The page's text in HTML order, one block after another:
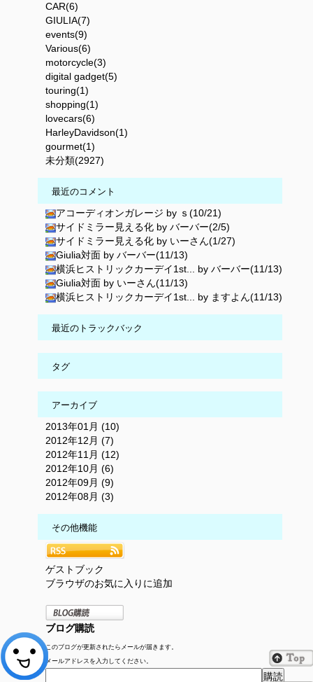
CAR(6)
GIULIA(7)
events(9)
Various(6)
motorcycle(3)
digital gadget(5)
touring(1)
shopping(1)
lovecars(6)
HarleyDavidson(1)
gourmet(1)
未分類(2927)
最近のコメント
アコーディオンガレージ by ｓ(10/21)
サイドミラー見える化 by バーバー(2/5)
サイドミラー見える化 by いーさん(1/27)
Giulia対面 by バーバー(11/13)
横浜ヒストリックカーデイ1st... by バーバー(11/13)
Giulia対面 by いーさん(11/13)
横浜ヒストリックカーデイ1st... by ますよん(11/13)
最近のトラックバック
タグ
アーカイブ
2013年01月 (10)
2012年12月 (7)
2012年11月 (12)
2012年10月 (6)
2012年09月 (9)
2012年08月 (3)
その他機能
ゲストブック
ブラウザのお気に入りに追加
ブログ購読
このブログが更新されたらメールが届きます。
メールアドレスを入力してください。